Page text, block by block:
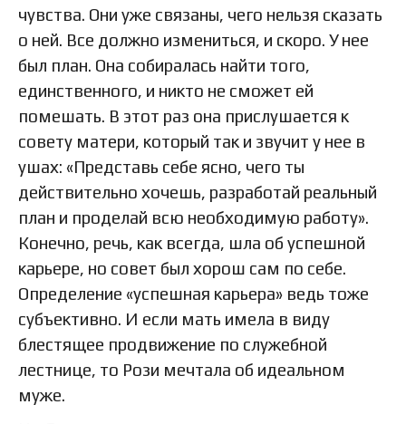
чувства. Они уже связаны, чего нельзя сказать
о ней. Все должно измениться, и скоро. У нее
был план. Она собиралась найти того,
единственного, и никто не сможет ей
помешать. В этот раз она прислушается к
совету матери, который так и звучит у нее в
ушах: «Представь себе ясно, чего ты
действительно хочешь, разработай реальный
план и проделай всю необходимую работу».
Конечно, речь, как всегда, шла об успешной
карьере, но совет был хорош сам по себе.
Определение «успешная карьера» ведь тоже
субъективно. И если мать имела в виду
блестящее продвижение по служебной
лестнице, то Рози мечтала об идеальном
муже.